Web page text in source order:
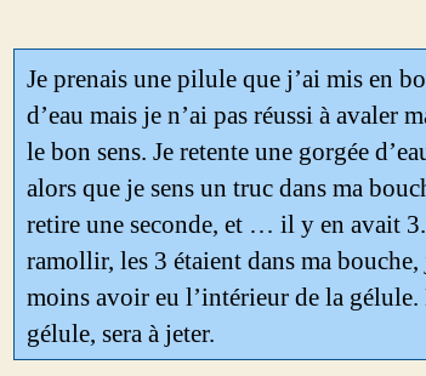
Je prenais une pilule que j’ai mis en
d’eau mais je n’ai pas réussi à avaler
le bon sens. Je retente une gorgée
alors que je sens un truc dans ma
retire une seconde, et … il y en avait
ramollir, les 3 étaient dans ma
moins avoir eu l’intérieur de la
gélule, sera à jeter.